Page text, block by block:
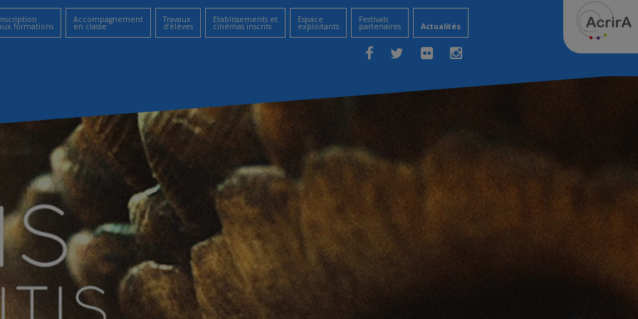
formations
Accompagnement
en classe
Travaux
d’élèves
Etablissements et
cinémas inscrits
Espace
exploitants
Festivals
partenaires Actualités